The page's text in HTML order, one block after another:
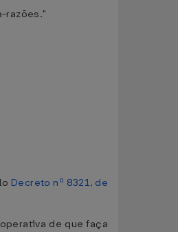
razões."
Decreto nº 8321, de
de que faça